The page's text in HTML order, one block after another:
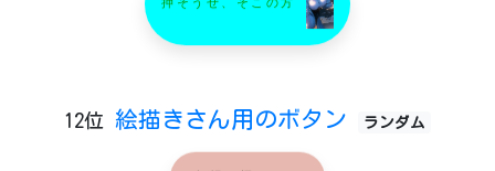
押そうぜ、そこの方
12位 絵描きさん用のボタン ランダム